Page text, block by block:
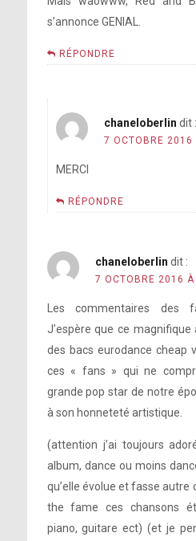
s’annonce GENIAL.
RÉPONDRE
chaneloberlin dit :
7 OCTOBRE
MERCI
RÉPONDRE
chaneloberlin dit :
7 OCTOBRE 2016
Les commentaires des
J’espère que ce
des bacs eurodance cheap
ces « fans » qui ne
grande pop star de notre
à son honneteté artistique.
(attention j’ai toujours
album, dance ou moins
qu’elle évolue et fasse autre
the fame ces chansons
piano, guitare ect) (et je